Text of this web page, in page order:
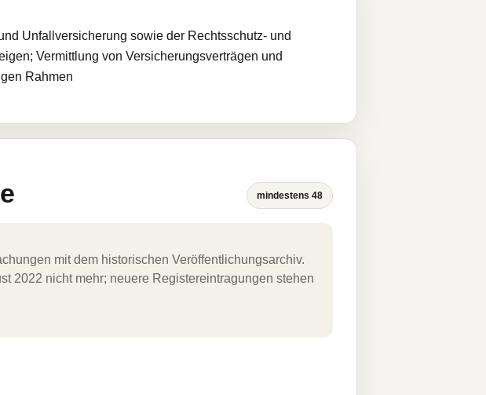
Unfallversicherung sowie der Rechtsschutz- und
Vermittlung von Versicherungsverträgen und
Rahmen
mindestens 48
mit dem historischen Veröffentlichungsarchiv.
2022 nicht mehr; neuere Registereintragungen stehen